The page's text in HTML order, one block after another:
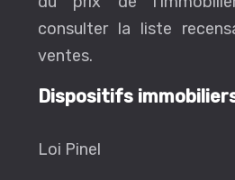
consulter la liste
ventes.
Dispositifs
Loi Pinel